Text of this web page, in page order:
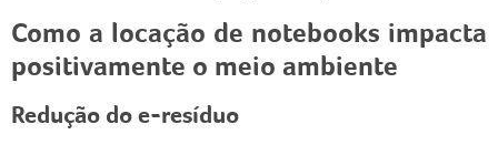
Como a locação de notebooks impacta
positivamente o meio ambiente
Redução do e-resíduo